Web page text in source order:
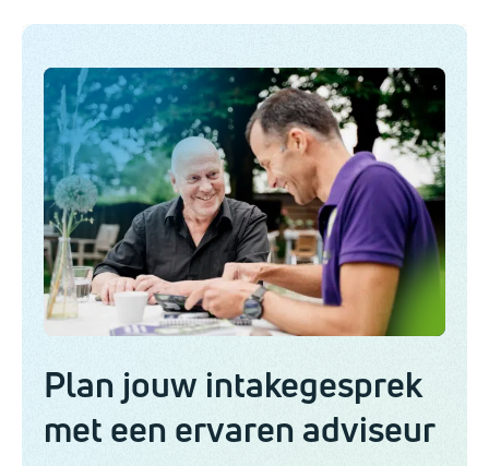
Plan jouw intakegesprek
met een ervaren adviseur